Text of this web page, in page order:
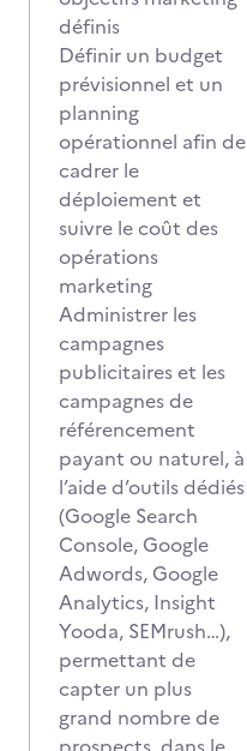
définis
Définir un budget
prévisionnel et un
planning
opérationnel afin de
cadrer le
déploiement et
suivre le coût des
opérations
marketing
Administrer les
campagnes
publicitaires et les
campagnes de
référencement
payant ou naturel, à
l’aide d’outils dédiés
(Google Search
Console, Google
Adwords, Google
Analytics, Insight
Yooda, SEMrush…),
permettant de
capter un plus
grand nombre de